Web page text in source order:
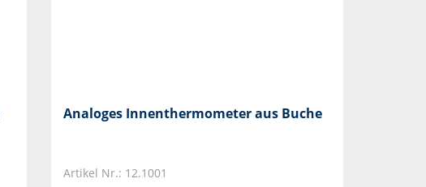
Analoges Innenthermometer aus Buche
Artikel Nr.: 12.1001